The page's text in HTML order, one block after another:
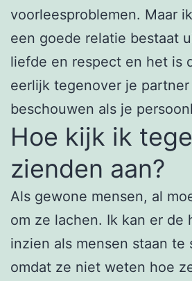
voorleesproblemen. Maar
een goede relatie bestaat
liefde en respect en het is
eerlijk tegenover je
beschouwen als je
Hoe kijk ik
zienden aan?
Als gewone mensen, al
om ze lachen. Ik kan er de
inzien als mensen staan te
omdat ze niet weten hoe